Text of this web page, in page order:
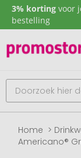
3% korting voor
bestelling
Home
Americano®